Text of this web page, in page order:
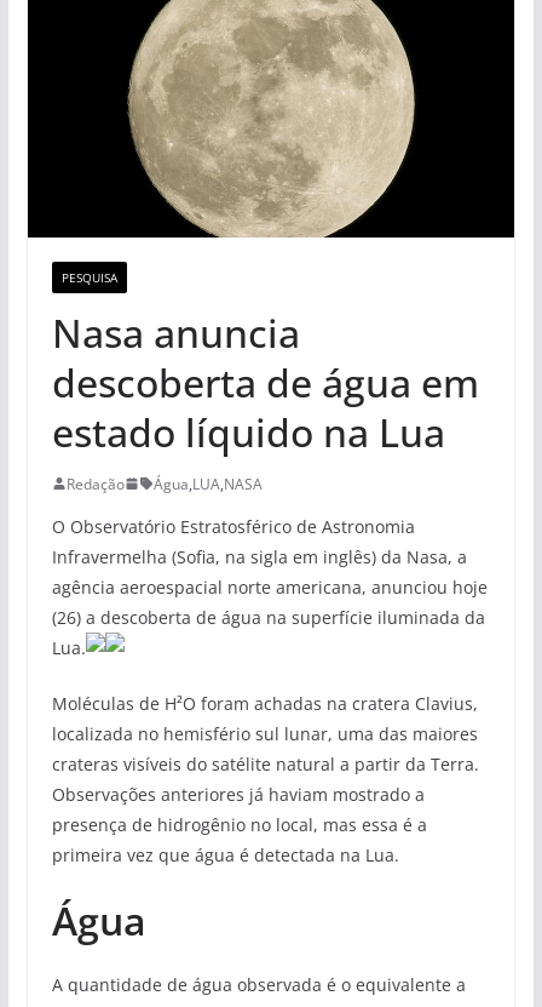
PESQUISA
Nasa anuncia
descoberta de água em
estado líquido na Lua
Redação Água,LUA,NASA
O Observatório Estratosférico de Astronomia
Infravermelha (Sofia, na sigla em inglês) da Nasa, a
agência aeroespacial norte americana, anunciou hoje
(26) a descoberta de água na superfície iluminada da
Lua.
Moléculas de H²O foram achadas na cratera Clavius,
localizada no hemisfério sul lunar, uma das maiores
crateras visíveis do satélite natural a partir da Terra.
Observações anteriores já haviam mostrado a
presença de hidrogênio no local, mas essa é a
primeira vez que água é detectada na Lua.
Água
A quantidade de água observada é o equivalente a